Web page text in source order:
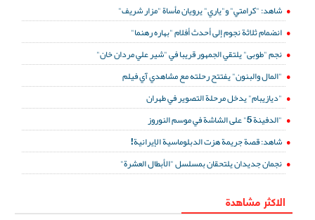
شاهد: "كرامتي" و"ياري" يرويان مأساة "مزار شريف"
انضمام ثلاثة نجوم إلى أحدث أفلام "بهاره رهنما"
نجم "طوبى" يلتقي الجمهور قريبا في "شير علي مردان خان"
"المال والبنون" يفتتح رحلته مع مشاهدي آي فيلم
"ديازيبام" يدخل مرحلة التصوير في طهران
"الدفينة 5" على الشاشة في موسم النوروز
شاهد: قصة جريمة هزت الدبلوماسية الإيرانية!
نجمان جديدان يلتحقان بمسلسل "الأبطال العشرة"
الاكثر مشاهدة